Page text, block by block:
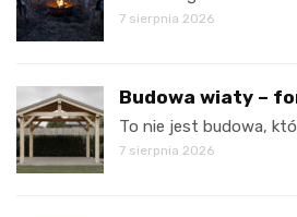
7 sierpnia 2026
Budowa wiaty –
To nie jest budowa,
7 sierpnia 2026